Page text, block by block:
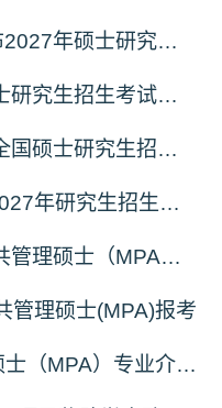
四川外国语大学关于发布2027年硕士研究生招生考试自命题科目大纲的公告
关于东华大学2027年硕士研究生招生考试（初试）招生目录拟调整公告（一）
南京中医药大学2027年全国硕士研究生招生考试初试自命题科目考试内容及参考书目
安徽工程大学人文学院2027年研究生招生简章
重庆理工大学2027年公共管理硕士（MPA）专业学位研究生（双证）报考
管理硕士(MPA)报考
南京医科大学公共管理硕士（MPA）专业介绍（2027年）